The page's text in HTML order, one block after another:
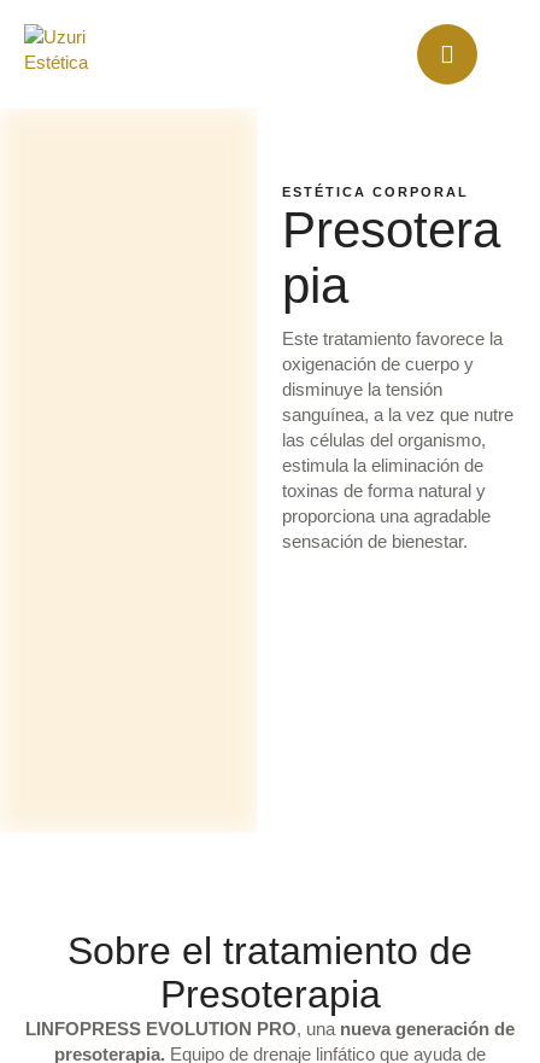
ESTÉTICA CORPORAL
Presotera
pia
Este tratamiento favorece la
oxigenación de cuerpo y
disminuye la tensión
sanguínea, a la vez que nutre
las células del organismo,
estimula la eliminación de
toxinas de forma natural y
proporciona una agradable
sensación de bienestar.
Sobre el tratamiento de
Presoterapia
LINFOPRESS EVOLUTION PRO, una nueva generación de
presoterapia. Equipo de drenaje linfático que ayuda de